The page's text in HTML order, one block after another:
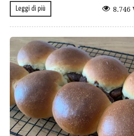
Leggi di più 8.746